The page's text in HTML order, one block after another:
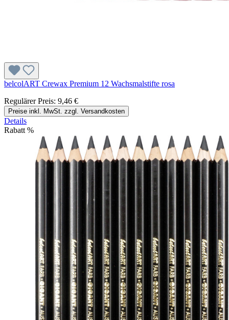
belcolART Crewax Premium 12 Wachsmalstifte rosa
Regulärer Preis: 9,46 €
Preise inkl. MwSt. zzgl. Versandkosten
Details
Rabatt %